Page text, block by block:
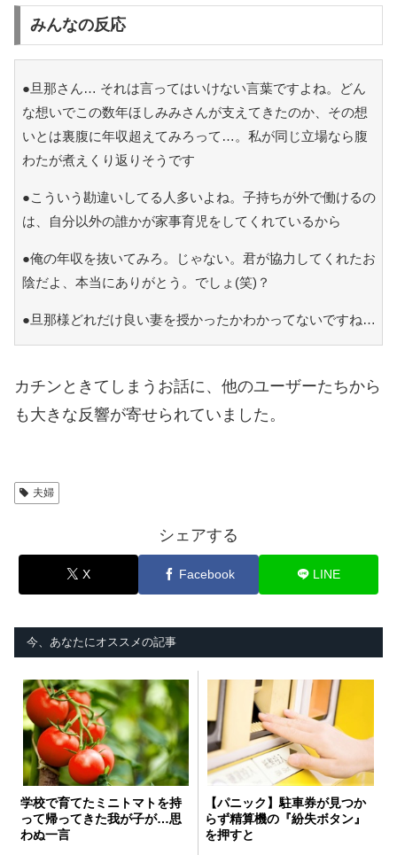
みんなの反応
●旦那さん… それは言ってはいけない言葉ですよね。どん
な想いでこの数年ほしみみさんが支えてきたのか、その想
いとは裏腹に年収超えてみろって…。私が同じ立場なら腹
わたが煮えくり返りそうです
●こういう勘違いしてる人多いよね。子持ちが外で働けるの
は、自分以外の誰かが家事育児をしてくれているから
●俺の年収を抜いてみろ。じゃない。君が協力してくれたお
陰だよ、本当にありがとう。でしょ(笑)？
●旦那様どれだけ良い妻を授かったかわかってないですね…
カチンときてしまうお話に、他のユーザーたちから
も大きな反響が寄せられていました。
夫婦
シェアする
X Facebook LINE
今、あなたにオススメの記事
学校で育てたミニトマトを持
って帰ってきた我が子が…思
わぬ一言
【パニック】駐車券が見つか
らず精算機の『紛失ボタン』
を押すと